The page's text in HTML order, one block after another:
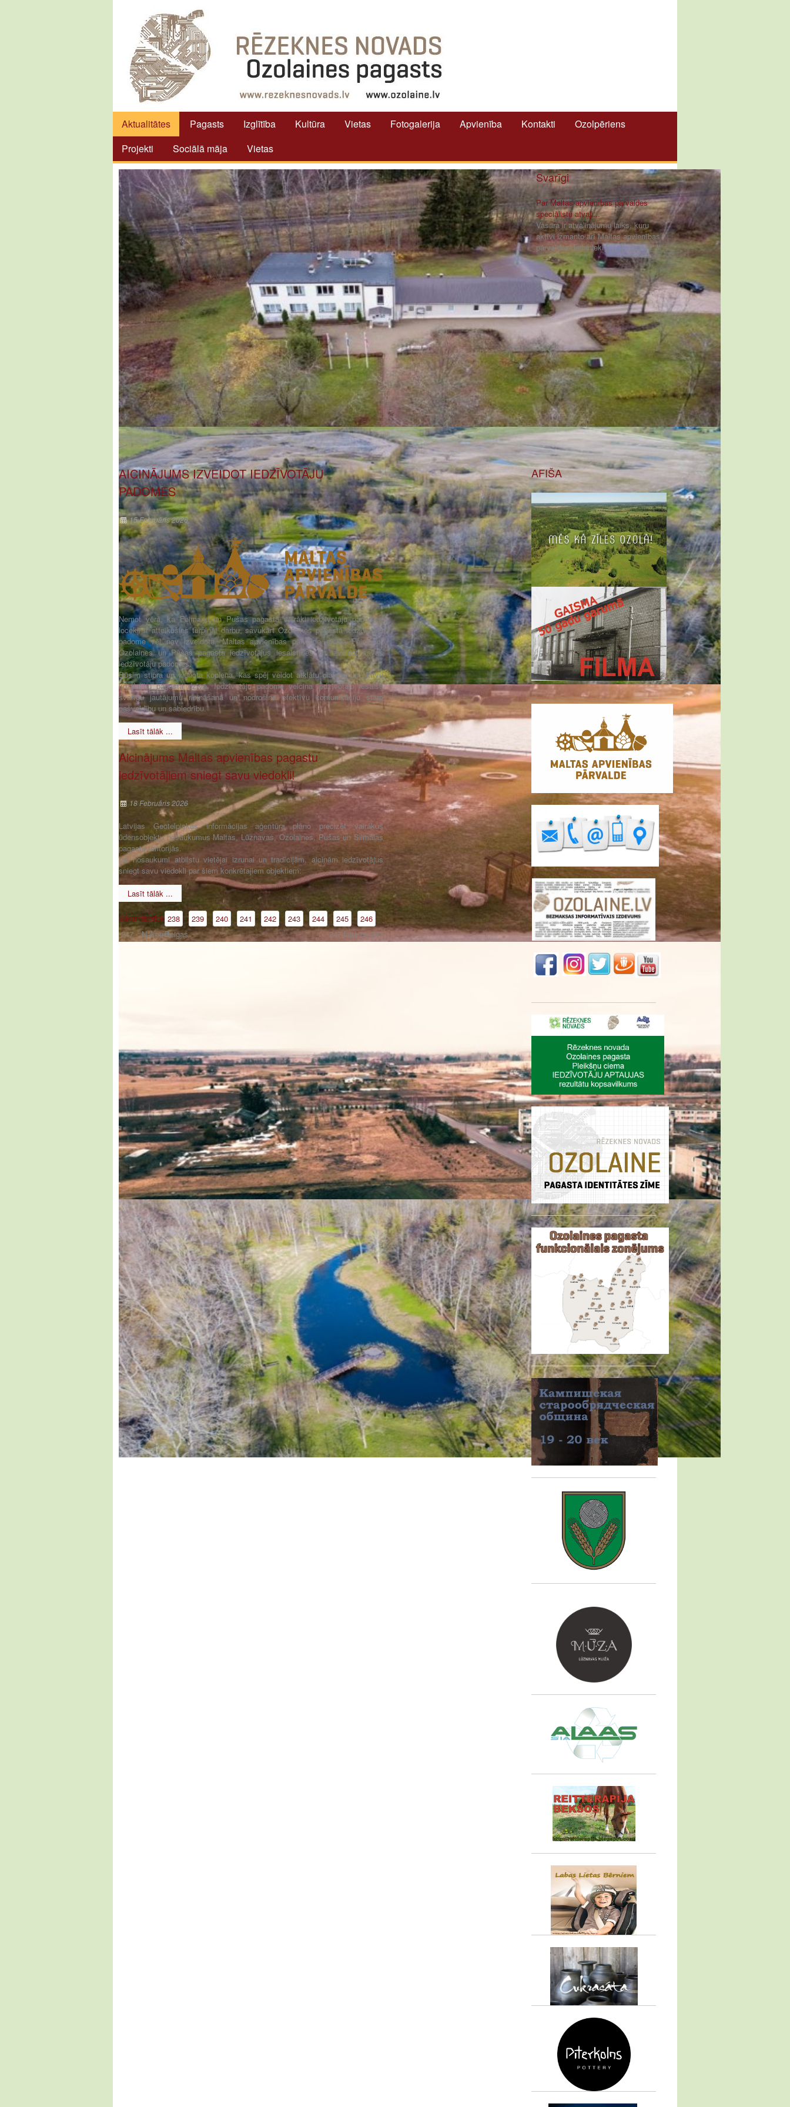
Aktualitātes Pagasts Izglītība Kultūra Vietas Fotogalerija Apvienība Kontakti
Ozolpēriens
Projekti
Sociālā māja Vietas
Svarīgi
Par Maltas apvienības pārvaldes
speciālistu atvaļi...
Vasara ir atvaļinājumu laiks, kuru
aktīvi izmanto arī Maltas apvienības
pārvaldes darbinieki [ ... ]
AICINĀJUMS IZVEIDOT IEDZĪVOTĀJU
PADOMES
15 Februāris 2026
Ņemot vērā, ka Feimaņu un Pušas pagastā vairāki iedzīvotāju padomes
locekļi ir atteikušies turpināt darbu, savukārt Ozolaines pagastā iedzīvotāju
padome vēl nav izveidota, Maltas apvienības pārvalde aicina Feimaņu,
Ozolaines un Pušas pagasta iedzīvotājus iesaistīties un izveidot savas
iedzīvotāju padomes.
Būsim stipra un vienota kopiena, kas spēj veidot atklātu dialogu un aktīvu
līdzdalību pagasta dzīvē. Iedzīvotāju padome veicina iedzīvotāju iesaisti
svarīgu jautājumu risināšanā un nodrošina efektīvu komunikāciju starp
pašvaldību un sabiedrību.
Lasīt tālāk ...
Aicinājums Maltas apvienības pagastu
iedzīvotājiem sniegt savu viedokli!
18 Februāris 2026
Latvijas Ģeotelpiskās informācijas aģentūra plāno precizēt vairākus
ūdensobjektu nosaukumus Maltas, Lūznavas, Ozolaines, Pušas un Silmalas
pagastu teritorijās.
Lai nosaukumi atbilstu vietējai izrunai un tradīcijām, aicinām iedzīvotājus
sniegt savu viedokli par šiem konkrētajiem objektiem:
Lasīt tālāk ...
SākumsIepriekšējā
238 239 240 241 242 243 244 245
246
247
NākamāBeigas 247 lapa no 247
AFIŠA